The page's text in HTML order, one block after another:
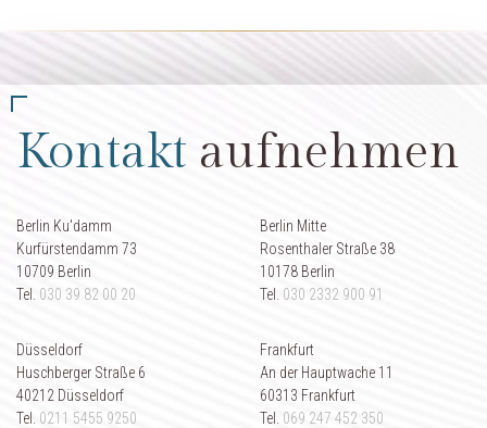
Kontakt aufnehmen
Berlin Ku'damm
Kurfürstendamm 73
10709 Berlin
Tel. 030 39 82 00 20
Berlin Mitte
Rosenthaler Straße 38
10178 Berlin
Tel. 030 2332 900 91
Düsseldorf
Huschberger Straße 6
40212 Düsseldorf
Tel. 0211 5455 9250
Frankfurt
An der Hauptwache 11
60313 Frankfurt
Tel. 069 247 452 350